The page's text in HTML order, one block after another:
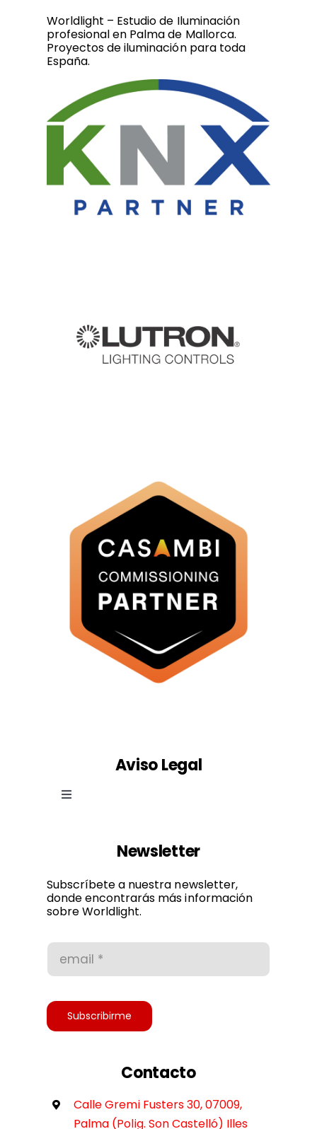
Worldlight – Estudio de Iluminación
profesional en Palma de Mallorca.
Proyectos de iluminación para toda
España.
Aviso Legal
Toggle
Política de privacidad
Accesibilidad
Newsletter
Subscríbete a nuestra newsletter,
donde encontrarás más información
sobre Worldlight.
Subscribirme
Contacto
Calle Gremi Fusters 30, 07009,
Palma (Polig. Son Castelló) Illes